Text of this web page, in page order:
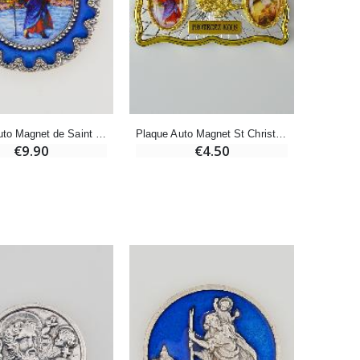
Bonbons Pastilles Menthe à l'Eau de Lourdes - 130g
€7.90
€4.95
€78.00 €58.50
Huile d'Onction
€9.90
Plaque Auto Magnet de Saint Christophe - 4cm
€9.90
Plaque Auto Magnet St Christophe & Sainte Thérèse
€4.50